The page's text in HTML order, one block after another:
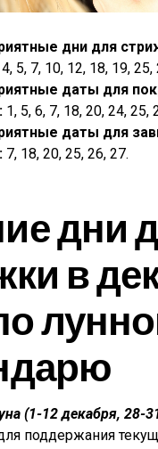
дни для
5, 7, 10, 12, 18, 19, 25,
даты для
1, 5, 6, 7, 18, 20, 24, 25,
даты для
7, 18, 20, 25, 26, 27.
дни
в
(1-12 декабря, 28-
поддержания